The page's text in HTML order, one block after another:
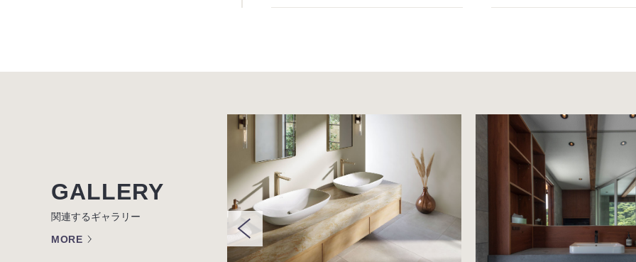
GALLERY
関連するギャラリー
MORE